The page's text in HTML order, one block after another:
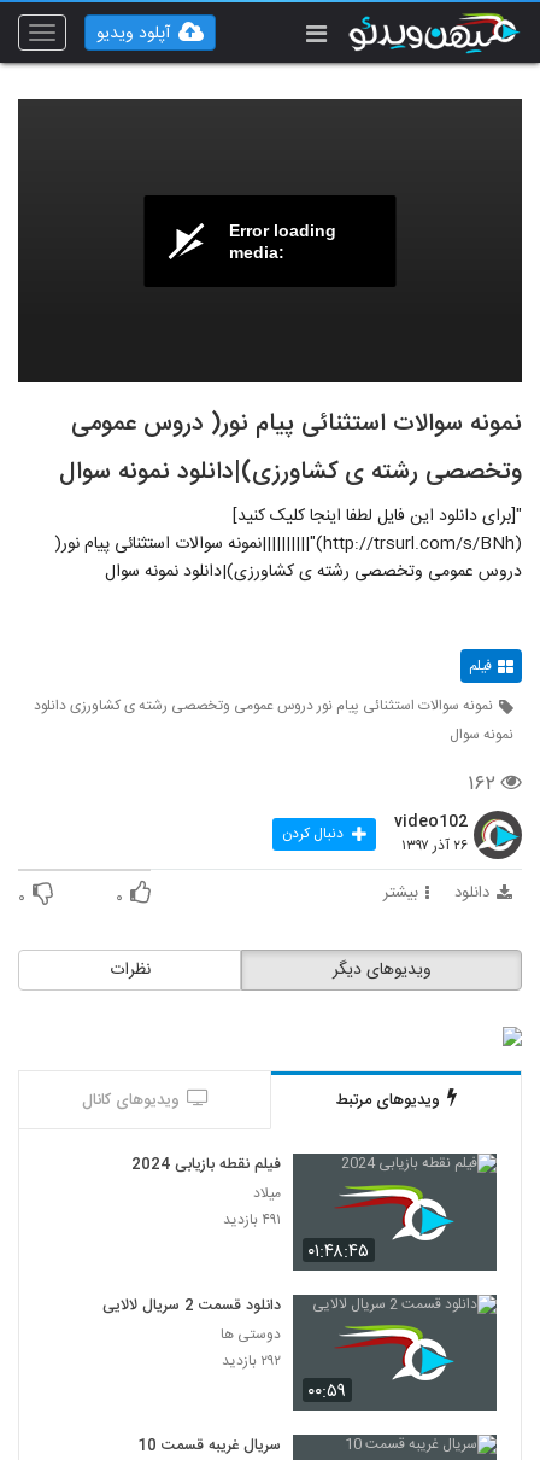
Toggle
آپلود ویدیو
Error loading
media:
نمونه سوالات استثنائی پیام نور( دروس عمومی
وتخصصی رشته ی کشاورزی)|دانلود نمونه سوال
"[برای دانلود این فایل لطفا اینجا کلیک کنید]
(http://trsurl.com/s/BNh)"||||||||||نمونه سوالات استثنائی پیام نور(
دروس عمومی وتخصصی رشته ی کشاورزی)|دانلود نمونه سوال
فیلم
نمونه سوالات استثنائی پیام نور دروس عمومی وتخصصی رشته ی کشاورزی دانلود
نمونه سوال
۱۶۲
video102
۲۶ آذر ۱۳۹۷ دنبال کردن
دانلود بیشتر ۰ ۰
نظرات ویدیوهای دیگر
ویدیوهای مرتبط ویدیوهای کانال
۰۱:۴۸:۴۵
فیلم نقطه بازیابی 2024
میلاد
۴۹۱ بازدید
۰۰:۵۹
دانلود قسمت 2 سریال لالایی
دوستی ها
۲۹۲ بازدید
سریال غریبه قسمت 10